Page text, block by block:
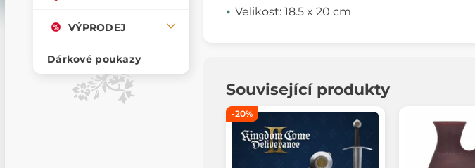
VÝPRODEJ
Dárkové poukazy
Velikost: 18.5 x 20 cm
Související produkty
-20%